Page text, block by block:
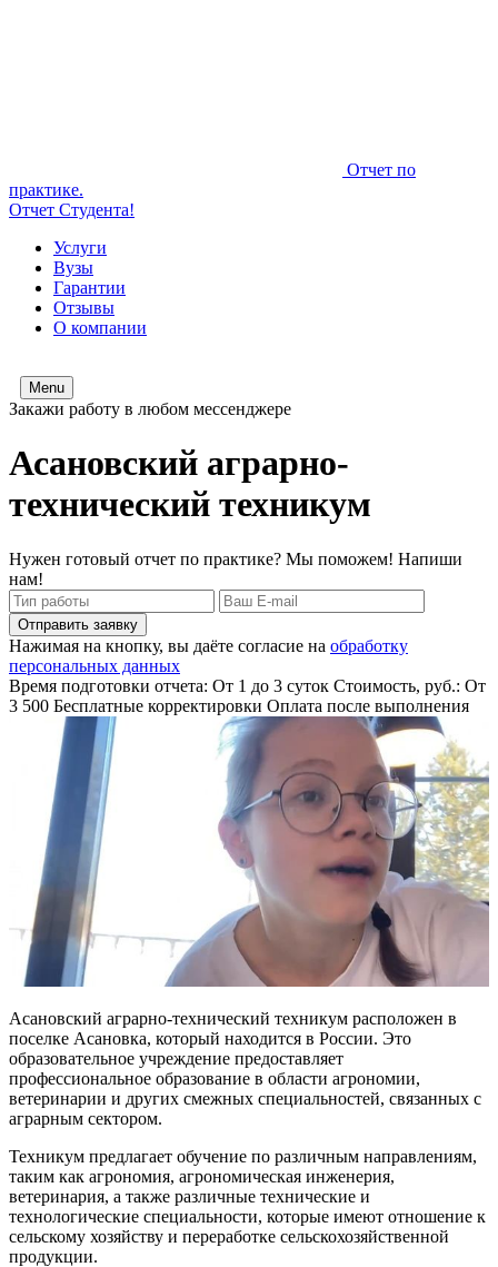
Отчет по
практике.
Отчет Студента!
Услуги
Вузы
Гарантии
Отзывы
О компании
Menu
Закажи работу в любом мессенджере
Асановский аграрно-
технический техникум
Нужен готовый отчет по практике? Мы поможем! Напиши
нам!
Отправить заявку
Нажимая на кнопку, вы даёте согласие на обработку
персональных данных
Время подготовки отчета: От 1 до 3 суток Стоимость, руб.: От
3 500 Бесплатные корректировки Оплата после выполнения
Асановский аграрно-технический техникум расположен в
поселке Асановка, который находится в России. Это
образовательное учреждение предоставляет
профессиональное образование в области агрономии,
ветеринарии и других смежных специальностей, связанных с
аграрным сектором.
Техникум предлагает обучение по различным направлениям,
таким как агрономия, агрономическая инженерия,
ветеринария, а также различные технические и
технологические специальности, которые имеют отношение к
сельскому хозяйству и переработке сельскохозяйственной
продукции.